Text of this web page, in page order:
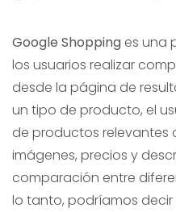
Google Shopping es una
los usuarios realizar
desde la página de
un tipo de producto, el
de productos relevantes
imágenes, precios y
comparación entre
lo tanto, podríamos